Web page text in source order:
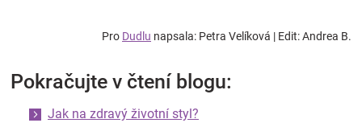
Pro Dudlu napsala: Petra Velíková | Edit: Andrea B.
Pokračujte v čtení blogu:
Jak na zdravý životní styl?